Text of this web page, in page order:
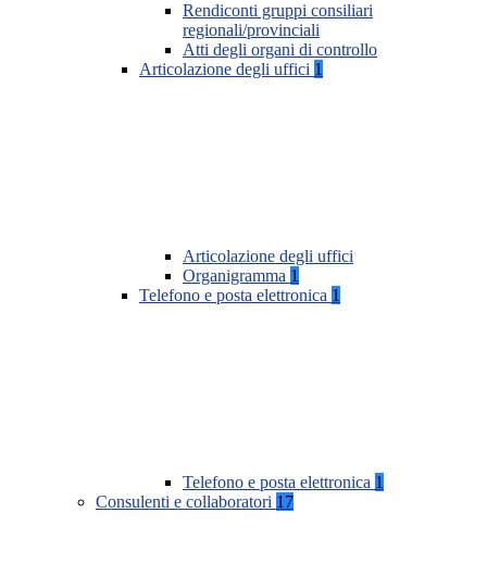
Rendiconti gruppi consiliari
regionali/provinciali
Atti degli organi di controllo
Articolazione degli uffici 1
Articolazione degli uffici
Organigramma 1
Telefono e posta elettronica 1
Telefono e posta elettronica 1
Consulenti e collaboratori 17